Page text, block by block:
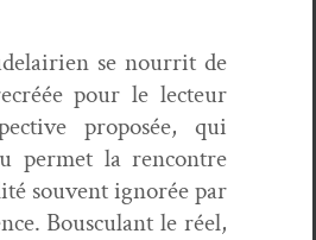
se nour­rit de
pour le lecteur
pro­posée, qui
per­met la ren­con­tre
sou­vent ignorée par
Bous­cu­lant le réel,